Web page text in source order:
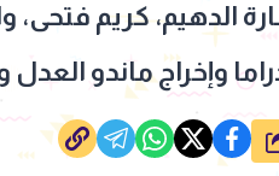
الدهيم، كريم فتحى،
وإخراج ماندو